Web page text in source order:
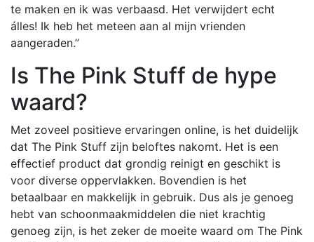
te maken en ik was verbaasd. Het verwijdert echt
álles! Ik heb het meteen aan al mijn vrienden
aangeraden.”
Is The Pink Stuff de hype
waard?
Met zoveel positieve ervaringen online, is het duidelijk
dat The Pink Stuff zijn beloftes nakomt. Het is een
effectief product dat grondig reinigt en geschikt is
voor diverse oppervlakken. Bovendien is het
betaalbaar en makkelijk in gebruik. Dus als je genoeg
hebt van schoonmaakmiddelen die niet krachtig
genoeg zijn, is het zeker de moeite waard om The Pink